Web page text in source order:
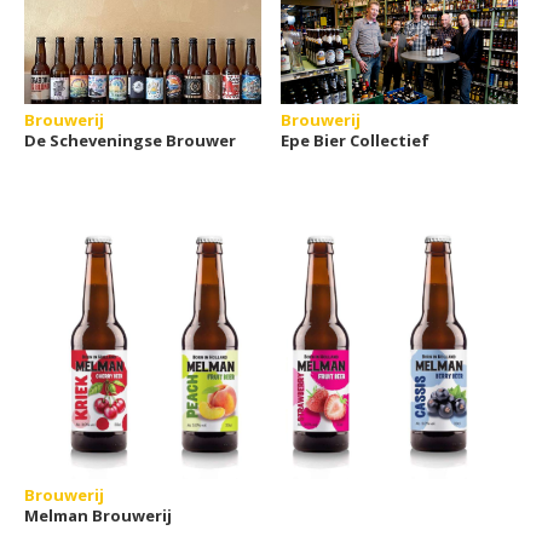
Brouwerij
De Scheveningse Brouwer
Brouwerij
Epe Bier Collectief
Brouwerij
Melman Brouwerij